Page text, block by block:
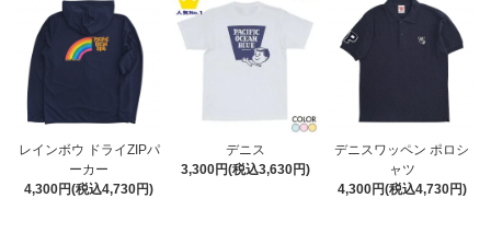
レインボウ ドライZIPパ
ーカー
4,300円(税込4,730円)
デニス
3,300円(税込3,630円)
デニスワッペン ポロシ
ャツ
4,300円(税込4,730円)